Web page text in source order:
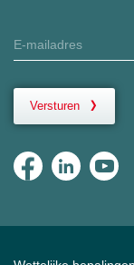
Versturen